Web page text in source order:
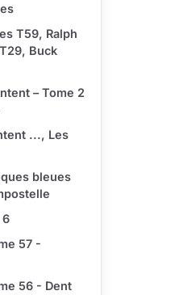
T59, Ralph
Buck
– Tome 2
..., Les
bleues
6
57 -
56 - Dent